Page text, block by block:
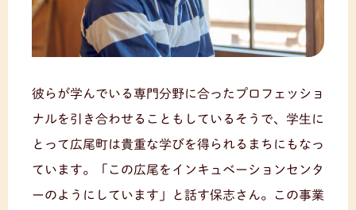
彼らが学んでいる専門分野に合ったプロフェッショ
ナルを引き合わせることもしているそうで、学生に
とって広尾町は貴重な学びを得られるまちにもなっ
ています。「この広尾をインキュベーションセンタ
ーのようにしています」と話す保志さん。この事業